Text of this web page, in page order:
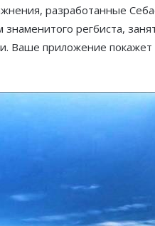
разработанные
регбиста,
Ваше приложение покажет